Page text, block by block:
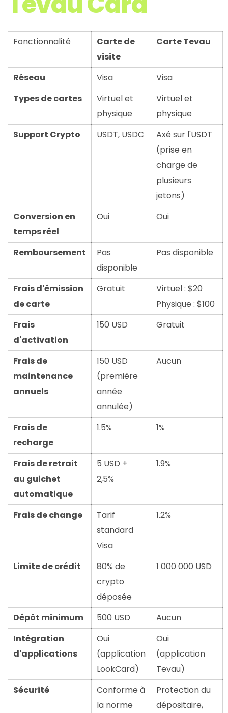
Fonctionnalité
Carte de
visite
Carte Tevau
Réseau Visa
Visa
Types de cartes
Virtuel et
physique
Virtuel et
physique
Support Crypto
USDT, USDC
Axé sur l'USDT
(prise en
charge de
plusieurs
jetons)
Conversion en
temps réel
Oui Oui
Remboursement
Pas
disponible
Pas disponible
Frais d'émission
de carte
Gratuit
Virtuel : $20
Physique : $100
Frais
d'activation
150 USD Gratuit
Frais de
maintenance
annuels
150 USD
(première
année
annulée)
Aucun
Frais de
recharge
1.5% 1%
Frais de retrait
au guichet
automatique
5 USD +
2,5%
1.9%
Frais de change
Tarif
standard
Visa
1.2%
Limite de crédit
80% de
crypto
déposée
1 000 000 USD
Dépôt minimum 500 USD
Aucun
Intégration
d'applications
Oui
(application
LookCard)
Oui
(application
Tevau)
Sécurité
Conforme à
la norme
Protection du
dépositaire,